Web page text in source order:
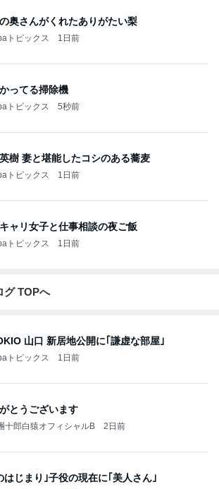
奥さんがくれたありがたい梨
トピックス 1日前
ってる掃除機
トピックス 5秒前
樹 妻と堪能したコシのある蕎麦
トピックス 1日前
ャリ女子と仕事相談の夜ご飯
トピックス 1日前
グ TOPへ
山口 新居地公開に｢謙虚な部屋｣
トピックス 1日前
とうございます
十郎白猿オフィシャルB 2日前
はじまり｣子役の現在に｢美人さん｣